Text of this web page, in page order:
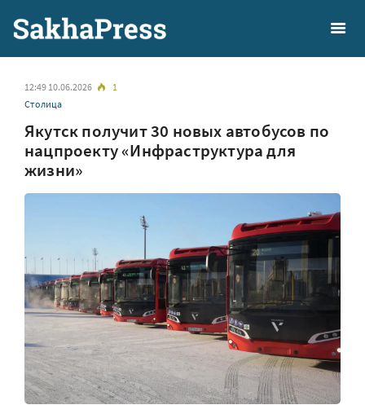
12:49 10.06.2026
1
Столица
Якутск получит 30 новых автобусов по
нацпроекту «Инфраструктура для
жизни»